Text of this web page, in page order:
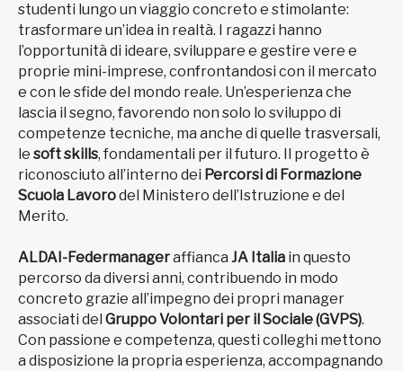
studenti lungo un viaggio concreto e stimolante:
trasformare un’idea in realtà. I ragazzi hanno
l’opportunità di ideare, sviluppare e gestire vere e
proprie mini-imprese, confrontandosi con il mercato
e con le sfide del mondo reale. Un’esperienza che
lascia il segno, favorendo non solo lo sviluppo di
competenze tecniche, ma anche di quelle trasversali,
le soft skills, fondamentali per il futuro. Il progetto è
riconosciuto all’interno dei Percorsi di Formazione
Scuola Lavorodel Ministero dell’Istruzione e del
Merito.
ALDAI-Federmanageraffianca JA Italia in questo
percorso da diversi anni, contribuendo in modo
concreto grazie all’impegno dei propri manager
associati del Gruppo Volontari per il Sociale (GVPS).
Con passione e competenza, questi colleghi mettono
a disposizione la propria esperienza, accompagnando